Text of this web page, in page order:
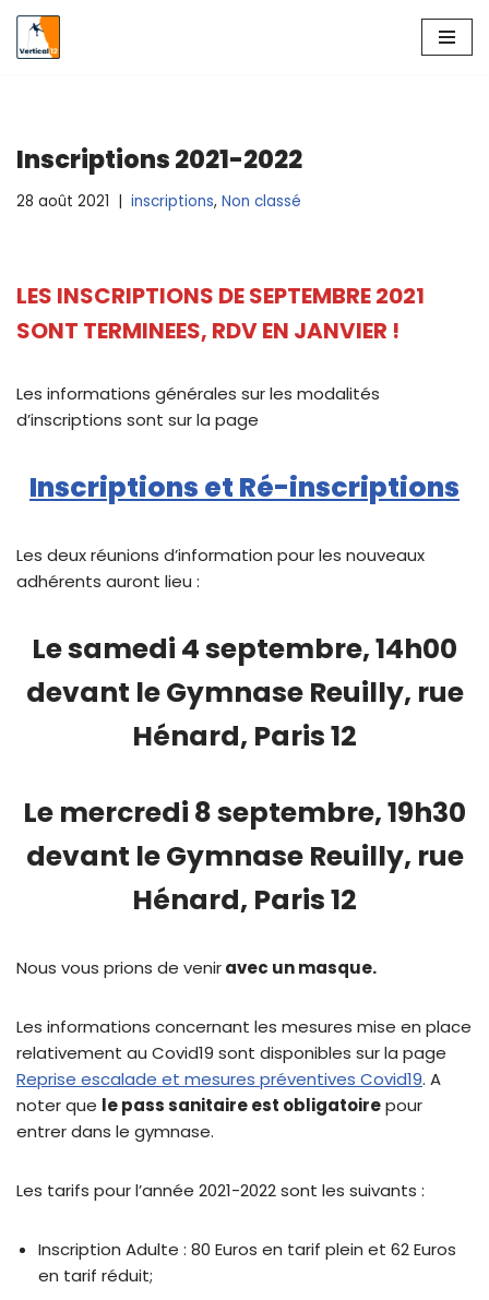
Aller
Inscriptions 2021-2022
28 août 2021 inscriptions, Non classé
LES INSCRIPTIONS DE SEPTEMBRE 2021
SONT TERMINEES, RDV EN JANVIER !
Les informations générales sur les modalités
d’inscriptions sont sur la page
Inscriptions et Ré-inscriptions
Les deux réunions d’information pour les nouveaux
adhérents auront lieu :
Le samedi 4 septembre, 14h00
devant le Gymnase Reuilly, rue
Hénard, Paris 12
Le mercredi 8 septembre, 19h30
devant le Gymnase Reuilly, rue
Hénard, Paris 12
Nous vous prions de veniravec un masque.
Les informations concernant les mesures mise en place
relativement au Covid19 sont disponibles sur la page
Reprise escalade et mesures préventives Covid19. A
noter que le pass sanitaire est obligatoirepour
entrer dans le gymnase.
Les tarifs pour l’année 2021-2022 sont les suivants :
Inscription Adulte : 80 Euros en tarif plein et 62 Euros
en tarif réduit;